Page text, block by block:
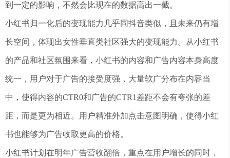
到一定的影响，不然会比现在的数据高出一截。
小红书归一化后的变现能力几乎同抖音类似，且未来仍有增
长空间，体现出女性垂直类社区强大的变现能力。从小红书
的产品和社区氛围来看，小红书的内容和广告内容本身高度
统一，用户对于广告的接受度强，大量软广分布在内容当
中，使得内容的CTR0和广告的CTR1差距不会有夸张的差
距，而是更为相近。用户精准外加点击意图明确，使得小红
书也能够为广告收取更高的价格。
小红书计划在明年广告营收翻倍，重点在用户增长的同时，